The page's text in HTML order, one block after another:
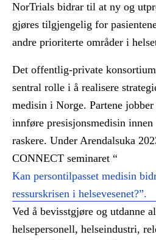
NorTrials bidrar til at ny og
gjøres tilgjengelig for
andre prioriterte områder i
Det offentlig-private
sentral rolle i å realisere
medisin i Norge. Partene
innføre presisjonsmedisin
raskere. Under Arendalsuka
CONNECT seminaret “
Kan persontilpasset medisin
ressurskrisen i helsevesenet?”.
Ved å bevisstgjøre og utdanne
helsepersonell, helseindustri,